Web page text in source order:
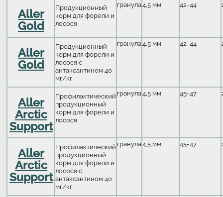
Aller
Gold
Продукционный
корм для форели и
лосося
гранула4,5 мм 42-44
Aller
Gold
Продукционный
корм для форели и
лосося с
антаксантином 40
мг/кг
гранула4,5 мм 42-44
Aller
Arctic
Support
Профилактический
продукционный
корм для форели и
лосося
гранула4,5 мм 45-47
Aller
Arctic
Support
Профилактический
продукционный
корм для форели и
лосося с
антаксантином 40
мг/кг
гранула4,5 мм 45-47